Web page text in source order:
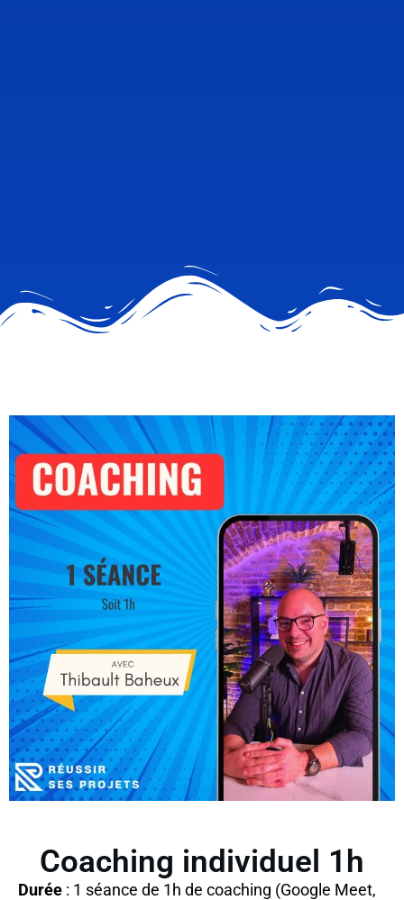
Coaching individuel 1h
Durée : 1 séance de 1h de coaching (Google Meet,